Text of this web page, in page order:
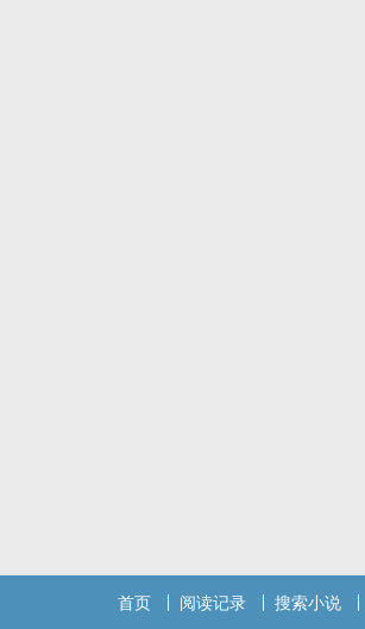
首页 阅读记录 搜索小说